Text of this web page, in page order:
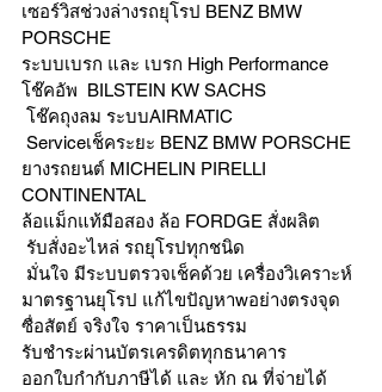
เซอร์วิสช่วงล่างรถยุโรป BENZ BMW
PORSCHE
ระบบเบรก และ เบรก High Performance
โช๊คอัพ  BILSTEIN KW SACHS
โช๊คถุงลม ระบบAIRMATIC
Serviceเช็คระยะ BENZ BMW PORSCHE
ยางรถยนต์ MICHELIN PIRELLI
CONTINENTAL
ล้อแม็กแท้มือสอง ล้อ FORDGE สั่งผลิต
รับสั่งอะไหล่ รถยุโรปทุกชนิด
มาตรฐานยุโรป แก้ไขปัญหาwอย่างตรงจุด
ซื่อสัตย์ จริงใจ ราคาเป็นธรรม
รับชำระผ่านบัตรเครดิตทุกธนาคาร
ออกใบกำกับภาษีได้ และ หัก ณ ที่จ่ายได้